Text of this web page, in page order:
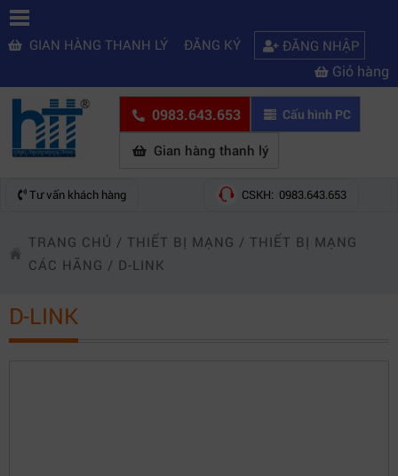
GIAN HÀNG THANH LÝ ĐĂNG KÝ ĐĂNG NHẬP
Giỏ hàng
0983.643.653 Cấu hình PC
Gian hàng thanh lý
Tư vấn khách hàng CSKH: 0983.643.653
TRANG CHỦ / THIẾT BỊ MẠNG / THIẾT BỊ MẠNG
CÁC HÃNG / D-LINK
D-LINK